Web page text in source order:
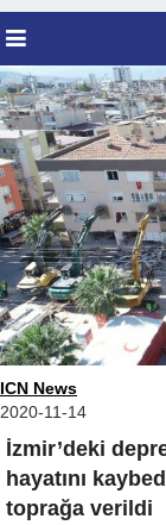
ICN News
2020-11-14
İzmir’deki
hayatını
toprağa verildi